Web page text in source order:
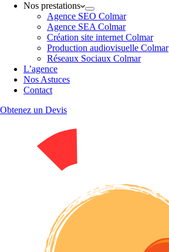
Nos prestations
Agence SEO Colmar
Agence SEA Colmar
Création site internet Colmar
Production audiovisuelle Colmar
Réseaux Sociaux Colmar
L’agence
Nos Astuces
Contact
Obtenez un Devis